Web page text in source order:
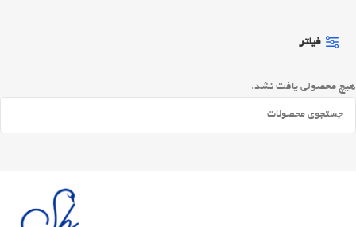
فیلتر
هیچ محصولی یافت نشد.